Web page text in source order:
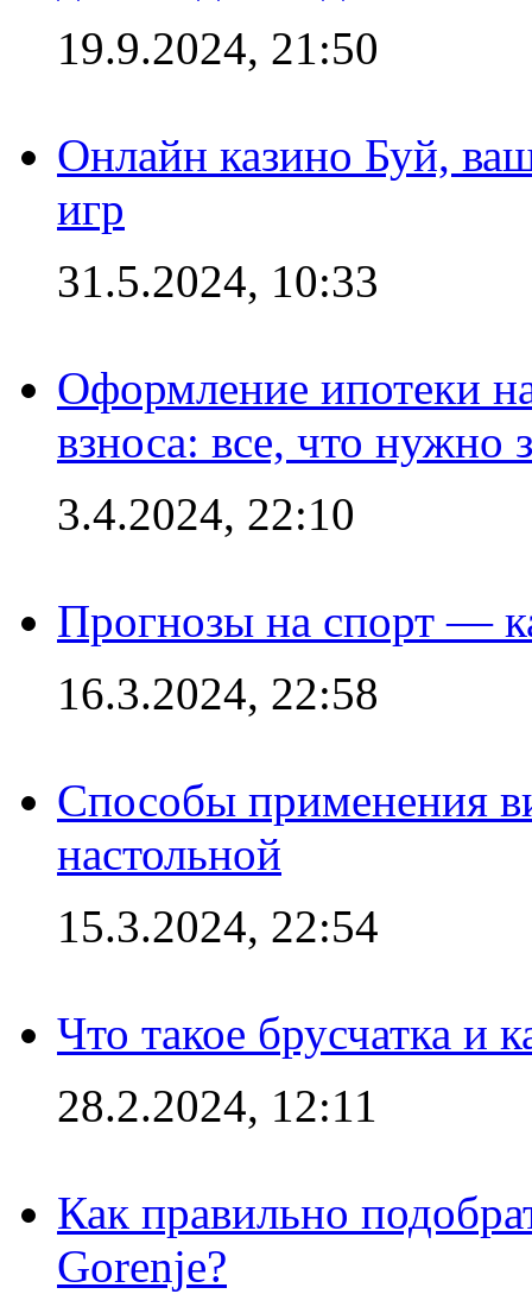
19.9.2024, 21:50
Онлайн казино Буй,
игр
31.5.2024, 10:33
Оформление ипотеки
взноса: все, что нужно
3.4.2024, 22:10
Прогнозы на спорт —
16.3.2024, 22:58
Способы применения
настольной
15.3.2024, 22:54
Что такое брусчатка и
28.2.2024, 12:11
Как правильно
Gorenje?